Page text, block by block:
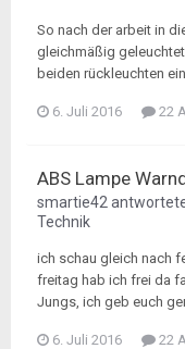
So nach der arbeit in
gleichmäßig
beiden rückleuchten
6. Juli 2016 22
ABS Lampe
smartie42
Technik
ich schau gleich nach
freitag hab ich frei da
Jungs, ich geb euch
6. Juli 2016 22